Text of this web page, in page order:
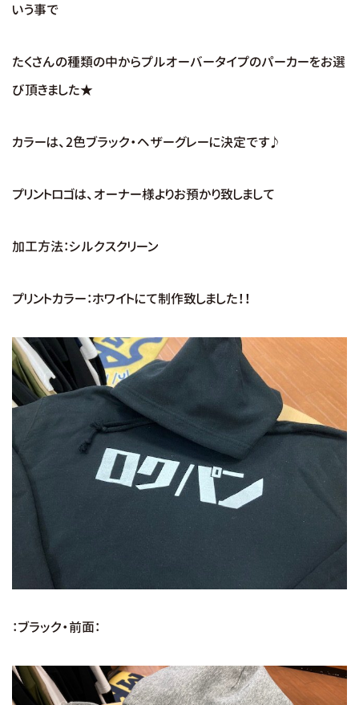
いう事で
たくさんの種類の中からプルオーバータイプのパーカーをお選
び頂きました★
カラーは、2色ブラック・ヘザーグレーに決定です♪
プリントロゴは、オーナー様よりお預かり致しまして
加工方法：シルクスクリーン
プリントカラー：ホワイトにて制作致しました！！
：ブラック・前面：